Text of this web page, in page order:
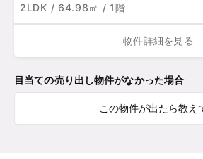
2LDK / 64.98㎡ / 1階
物件詳細を見る
目当ての売り出し物件がなかった場合
この物件が出たら教え